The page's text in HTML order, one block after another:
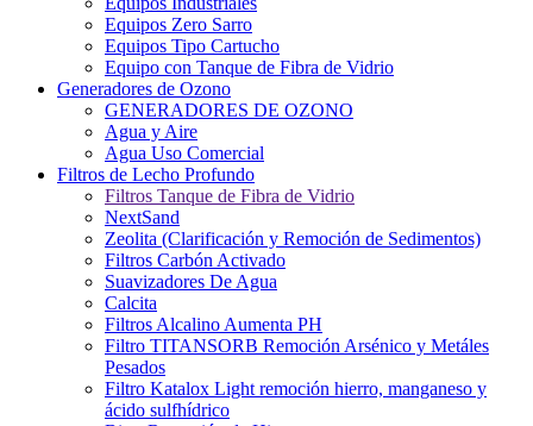
Equipos Zero Sarro
Equipos Tipo Cartucho
Equipo con Tanque de Fibra de Vidrio
Generadores de Ozono
GENERADORES DE OZONO
Agua y Aire
Agua Uso Comercial
Filtros de Lecho Profundo
Filtros Tanque de Fibra de Vidrio
NextSand
Zeolita (Clarificación y Remoción de Sedimentos)
Filtros Carbón Activado
Suavizadores De Agua
Calcita
Filtros Alcalino Aumenta PH
Filtro TITANSORB Remoción Arsénico y Metáles
Pesados
Filtro Katalox Light remoción hierro, manganeso y
ácido sulfhídrico